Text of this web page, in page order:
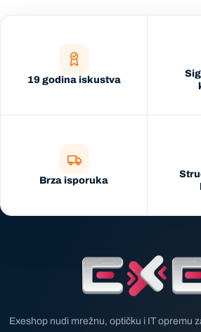
19 godina iskustva
Brza isporuka
Exeshop nudi mrežnu, optičku i IT opremu